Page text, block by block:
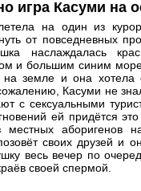
игра Касуми на
на один из
от повседневных
наслаждалась
и большим синим
на земле и она хотела
Касуми не
с сексуальными
ей придётся
местных аборигенов
своих друзей и
весь вечер по
своей спермой.